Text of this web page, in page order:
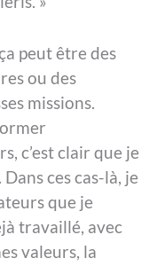
peut être des
ou des
missions.
c’est clair que je
ces cas-là, je
que je
travaillé, avec
valeurs, la